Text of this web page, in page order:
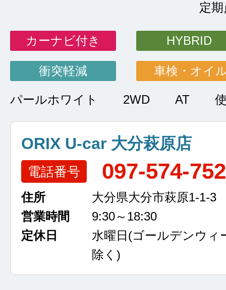
定
カーナビ付き HYBRID
衝突軽減 車検・オイ
パールホワイト 2WD AT
ORIX U-car 大分萩原店
電話番号 097-574-
住所
大分県大分市萩原1-1-3
営業時間
9:30～18:30
定休日
水曜日 (ゴールデンウィ
除く)